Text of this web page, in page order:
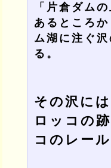
「片倉ダム
あるところ
ム湖に注ぐ
る。
その沢に
ロッコの
コのレー